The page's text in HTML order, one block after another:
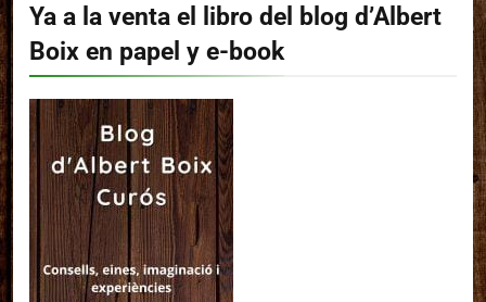
Ya a la venta el libro del blog d’Albert
Boix en papel y e-book